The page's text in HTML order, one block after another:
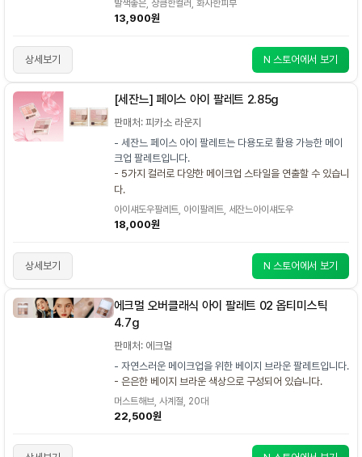
발색좋은, 상큼한컬러, 화사한피부
13,900원
상세보기 N 스토어에서 보기
[세잔느] 페이스 아이 팔레트 2.85g
판매처: 피카소 라운지
- 세잔느 페이스 아이 팔레트는 다용도로 활용 가능한 메이
크업 팔레트입니다.
- 5가지 컬러로 다양한 메이크업 스타일을 연출할 수 있습니
다.
아이섀도우팔레트, 아이팔레트, 세잔느아이섀도우
18,000원
상세보기 N 스토어에서 보기
에크멀 오버클래식 아이 팔레트 02 옵티미스틱
4.7g
판매처: 에크멀
- 자연스러운 메이크업을 위한 베이지 브라운 팔레트입니다.
- 은은한 베이지 브라운 색상으로 구성되어 있습니다.
머스트해브, 사계절, 20대
22,500원